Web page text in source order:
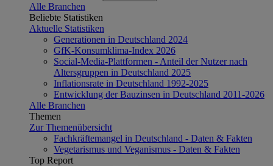
Alle Branchen
Beliebte Statistiken
Aktuelle Statistiken
Generationen in Deutschland 2024
GfK-Konsumklima-Index 2026
Social-Media-Plattformen - Anteil der Nutzer nach
Altersgruppen in Deutschland 2025
Inflationsrate in Deutschland 1992-2025
Entwicklung der Bauzinsen in Deutschland 2011-2026
Alle Branchen
Themen
Zur Themenübersicht
Fachkräftemangel in Deutschland - Daten & Fakten
Vegetarismus und Veganismus - Daten & Fakten
Top Report